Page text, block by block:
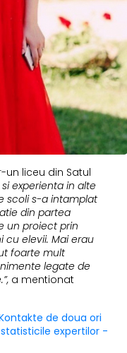
liceu din Satul
experienta in alte
scoli s-a intamplat
din partea
un proiect prin
cu elevii. Mai erau
foarte mult
legate de
a mentionat
de doua ori
expertilor -